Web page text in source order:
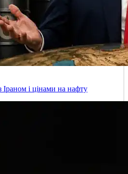
і цінами на нафту